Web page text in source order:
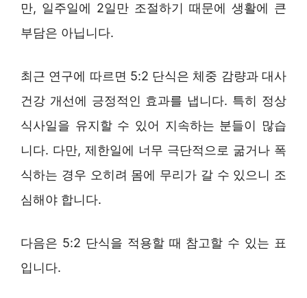
만, 일주일에 2일만 조절하기 때문에 생활에 큰
부담은 아닙니다.
최근 연구에 따르면 5:2 단식은 체중 감량과 대사
건강 개선에 긍정적인 효과를 냅니다. 특히 정상
식사일을 유지할 수 있어 지속하는 분들이 많습
니다. 다만, 제한일에 너무 극단적으로 굶거나 폭
식하는 경우 오히려 몸에 무리가 갈 수 있으니 조
심해야 합니다.
다음은 5:2 단식을 적용할 때 참고할 수 있는 표
입니다.